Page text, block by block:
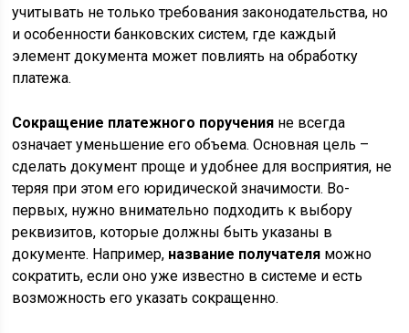
учитывать не только требования законодательства, но
и особенности банковских систем, где каждый
элемент документа может повлиять на обработку
платежа.
Сокращение платежного поручения не всегда
означает уменьшение его объема. Основная цель –
сделать документ проще и удобнее для восприятия, не
теряя при этом его юридической значимости. Во-
первых, нужно внимательно подходить к выбору
реквизитов, которые должны быть указаны в
документе. Например, название получателя можно
сократить, если оно уже известно в системе и есть
возможность его указать сокращенно.